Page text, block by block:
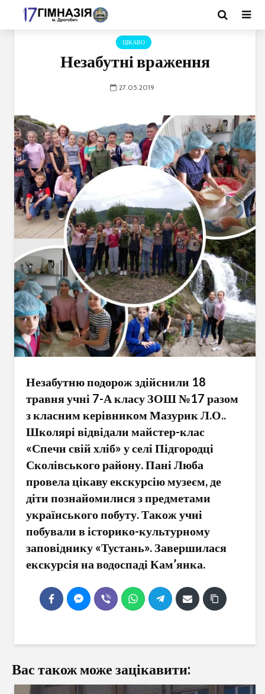
ЦІКАВО
Незабутні враження
27.05.2019
Незабутню подорож здійснили 18
травня учні 7-А класу ЗОШ №17 разом
з класним керівником Мазурик Л.О..
Школярі відвідали майстер-клас
«Спечи свій хліб» у селі Підгородці
Сколівського району. Пані Люба
провела цікаву екскурсію музеєм, де
діти познайомилися з предметами
українського побуту. Також учні
побували в історико-культурному
заповіднику «Тустань». Завершилася
екскурсія на водоспаді Кам’янка.
Вас також може зацікавити: